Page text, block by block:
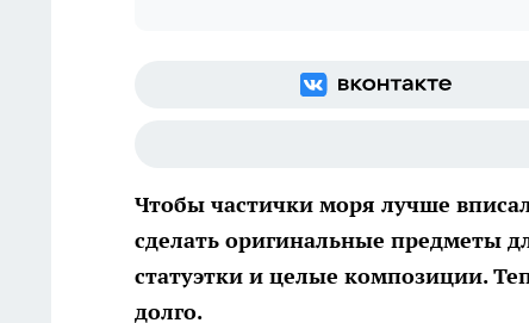
Чтобы частички моря лучше
сделать оригинальные предметы
статуэтки и целые композиции.
долго.